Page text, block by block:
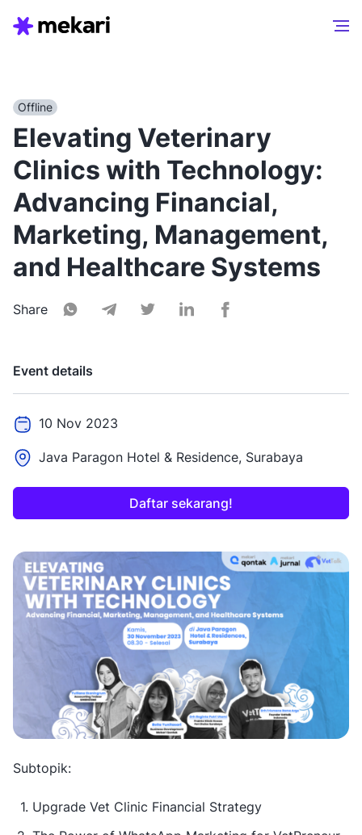
Offline
Elevating Veterinary
Clinics with Technology:
Advancing Financial,
Marketing, Management,
and Healthcare Systems
Share
Event details
10 Nov 2023
Java Paragon Hotel & Residence, Surabaya
Daftar sekarang!
Subtopik:
Upgrade Vet Clinic Financial Strategy